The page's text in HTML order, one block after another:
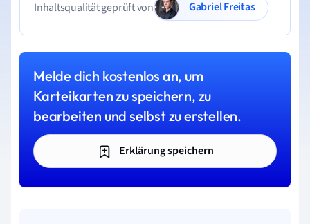
Inhaltsqualität geprüft von
Gabriel Freitas
Melde dich kostenlos an, um
Karteikarten zu speichern, zu
bearbeiten und selbst zu erstellen.
Erklärung speichern